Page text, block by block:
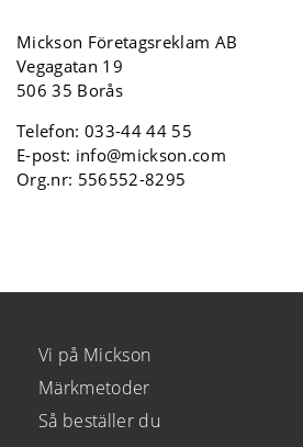
Mickson Företagsreklam AB
Vegagatan 19
506 35 Borås
Telefon:033-44 44 55
E-post: info@mickson.com
Org.nr: 556552-8295
Vi på Mickson
Märkmetoder
Så beställer du